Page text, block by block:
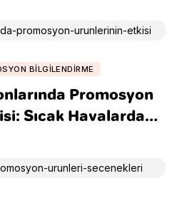
BILGILENDIRME
Promosyon
Sıcak Havalarda